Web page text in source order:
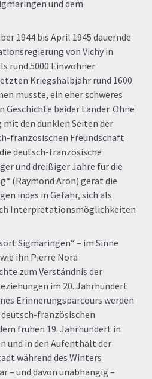
und dem
1944 bis April 1945 dauernde
von Vichy in
rund 5000 Einwohner
Kriegshalbjahr rund 1600
musste, ein eher schweres
beider Länder. Ohne
mit den dunklen Seiten der
französischen Freundschaft
deutsch-französische
und dreißiger Jahre für die
(Raymond Aron) gerät die
indes in Gefahr, sich als
Interpretationsmöglichkeiten
Sigmaringen“ – im Sinne
ihn Pierre Nora
zum Verständnis der
im 20. Jahrhundert
Erinnerungsparcours werden
französischen
frühen 19. Jahrhundert in
und in den Aufenthalt der
während des Winters
– und davon unabhängig –